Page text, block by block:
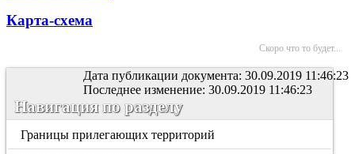
Карта-схема
Скоро что то будет...
Дата публикации документа: 30.09.2019 11:46:23
Последнее изменение: 30.09.2019 11:46:23
Навигация по разделу
Границы прилегающих территорий